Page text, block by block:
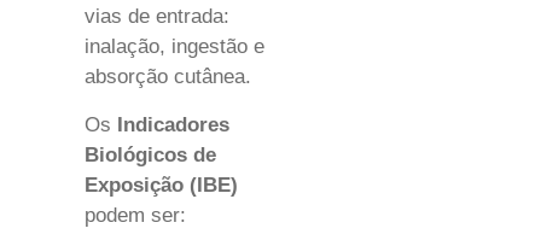
vias de entrada:
inalação, ingestão e
absorção cutânea.
Os Indicadores
Biológicos de
Exposição (IBE)
podem ser: